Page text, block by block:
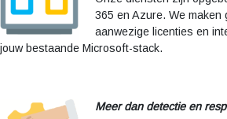
365 en Azure. We maken
aanwezige licenties en
jouw bestaande Microsoft-stack.
Meer dan detectie en